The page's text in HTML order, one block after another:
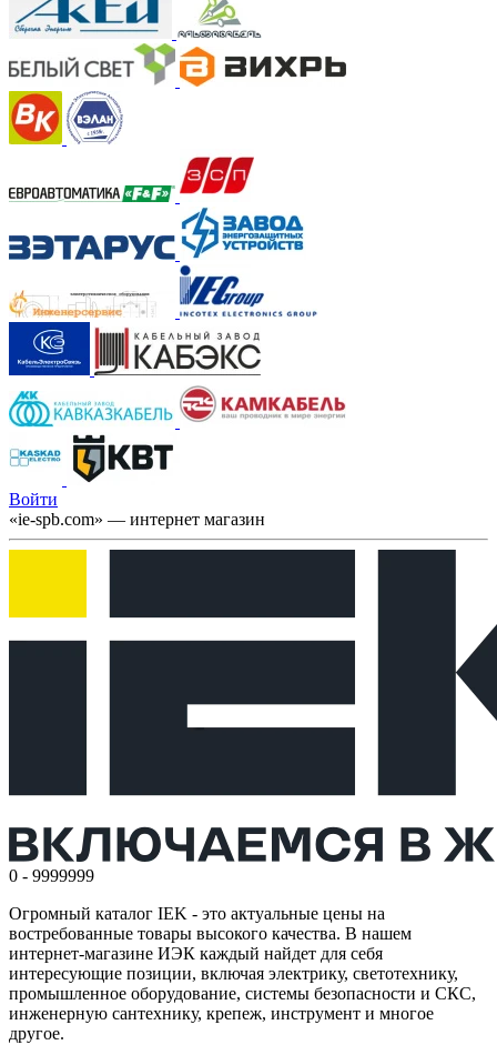
Войти
«ie-spb.com» — интернет магазин
0 - 9999999
Огромный каталог IEK - это актуальные цены на
востребованные товары высокого качества. В нашем
интернет-магазине ИЭК каждый найдет для себя
интересующие позиции, включая электрику, светотехнику,
промышленное оборудование, системы безопасности и СКС,
инженерную сантехнику, крепеж, инструмент и многое
другое.